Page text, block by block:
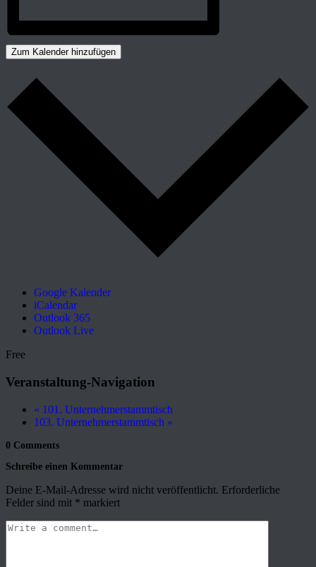
Zum Kalender hinzufügen
Google Kalender
iCalendar
Outlook 365
Outlook Live
Free
Veranstaltung-Navigation
« 101. Unternehmerstammtisch
103. Unternehmerstammtisch »
0 Comments
Schreibe einen Kommentar
Deine E-Mail-Adresse wird nicht veröffentlicht. Erforderliche
Felder sind mit * markiert